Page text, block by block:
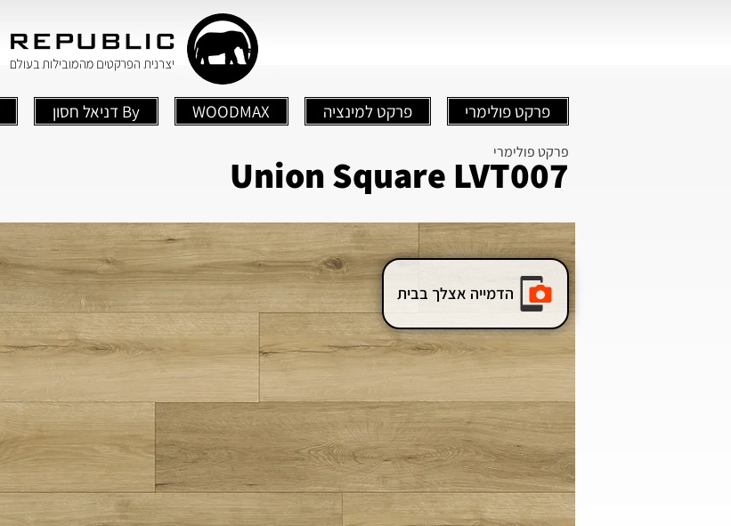
פרקט פולימרי פרקט למינציה WOODMAX By דניאל חסון
Union Square LVT007
פרקט פולימרי
הדמייה אצלך בבית